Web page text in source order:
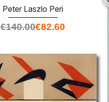
Peter Laszlo Peri
€140.00€82.60